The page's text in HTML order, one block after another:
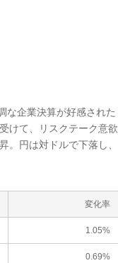
な企業決算が好感された
けて、リスクテーク意欲
。円は対ドルで下落し、
変化率
1.05%
0.69%